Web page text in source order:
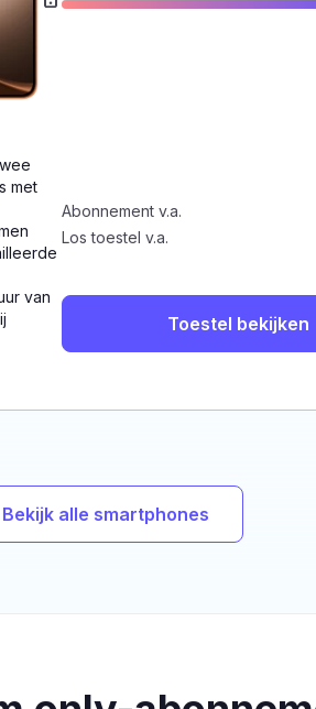
met
van
Abonnement v.a.
Los toestel v.a.
Toestel bekijken
Bekijk alle smartphones